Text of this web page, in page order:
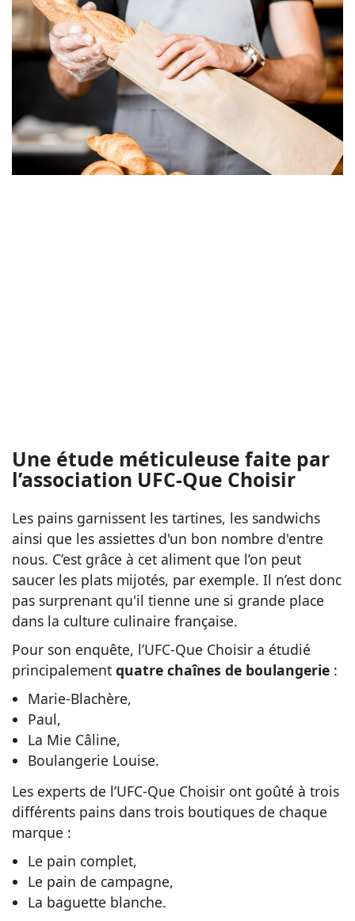
Santé
Une étude méticuleuse faite par
l’association UFC-Que Choisir
Les pains garnissent les tartines, les sandwichs
ainsi que les assiettes d'un bon nombre d'entre
nous. C’est grâce à cet aliment que l’on peut
saucer les plats mijotés, par exemple. Il n’est donc
pas surprenant qu'il tienne une si grande place
dans la culture culinaire française.
Pour son enquête, l’UFC-Que Choisir a étudié
principalement quatre chaînes de boulangerie :
Marie-Blachère,
Paul,
La Mie Câline,
Boulangerie Louise.
Les experts de l’UFC-Que Choisir ont goûté à trois
différents pains dans trois boutiques de chaque
marque :
Le pain complet,
Le pain de campagne,
La baguette blanche.